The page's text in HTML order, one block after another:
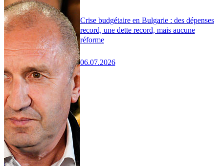
Crise budgétaire en Bulgarie : des dépenses
record, une dette record, mais aucune
réforme
06.07.2026